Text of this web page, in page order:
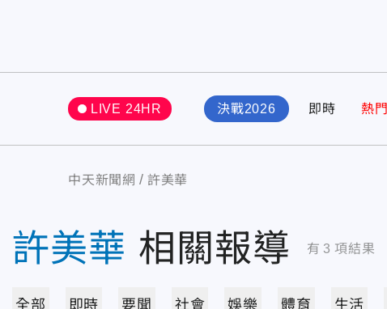
LIVE 24HR 決戰2026 即時 熱門
中天新聞網 許美華
許美華 相關報導 有 3 項結果
全部 即時 要聞 社會 娛樂 體育 生活